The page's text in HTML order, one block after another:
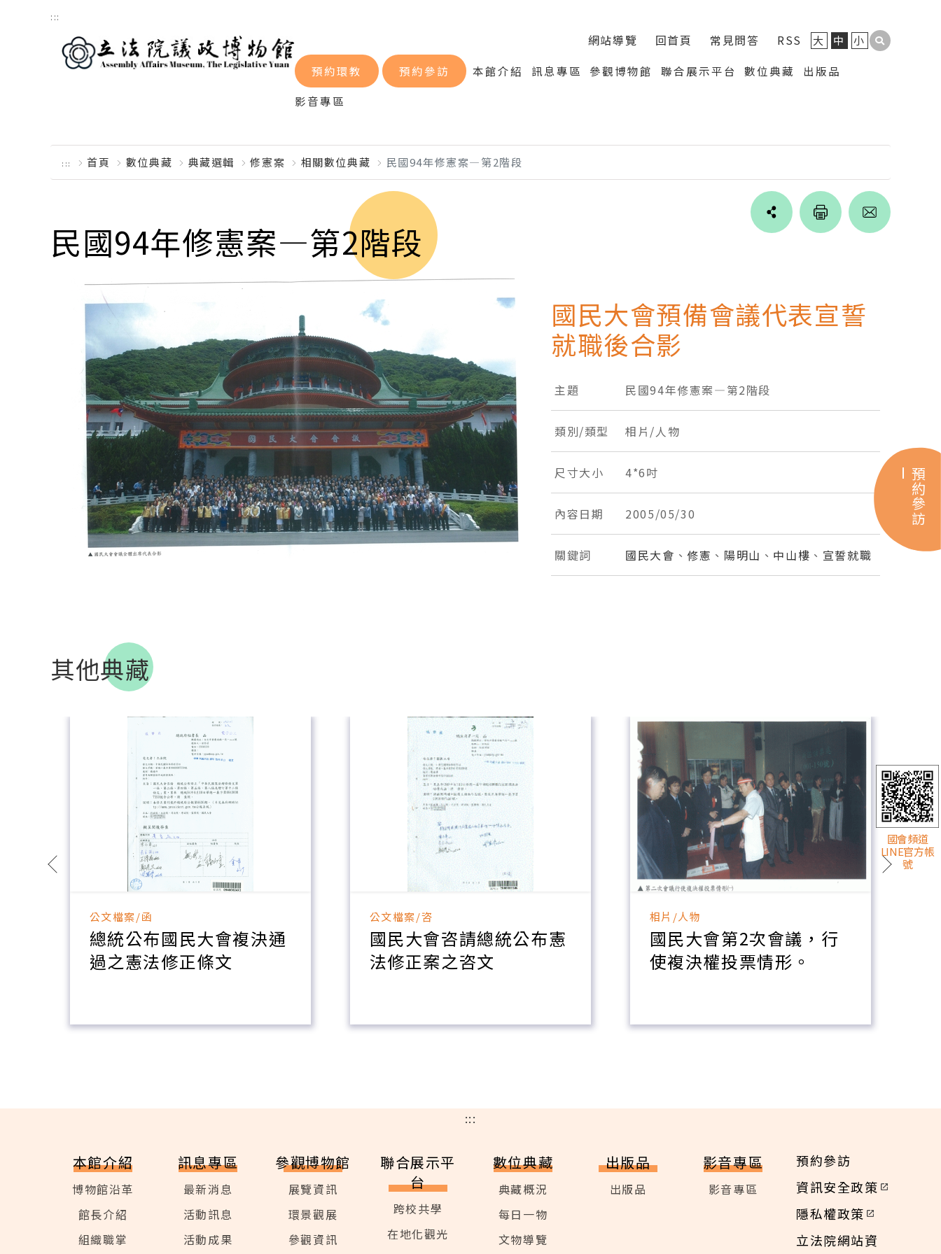
跳到主要內容區塊
:::
網站導覽 回首頁 常見問答 RSS 大 中 小
預約環教 預約參訪 本館介紹 訊息專區 參觀博物館 聯合展示平台 數位典藏
出版品
影音專區
::: 首頁 數位典藏 典藏選輯 修憲案 相關數位典藏 民國94年修憲案―第2階段
民國94年修憲案―第2階段
Line
國民大會預備會議代表宣誓
就職後合影
主題 民國94年修憲案―第2階段
類別/類型 相片/人物
尺寸大小 4*6吋
內容日期 2005/05/30
關鍵詞 國民大會 、修憲 、 陽明山 、 中山樓 、 宣誓就職
其他典藏
公文檔案/函
總統公布國民大會複決通
過之憲法修正條文
公文檔案/咨
國民大會咨請總統公布憲
法修正案之咨文
相片/人物
國民大會第2次會議，行
使複決權投票情形。
:::
本館介紹
博物館沿革
館長介紹
組織職掌
訊息專區
最新消息
活動訊息
活動成果
參觀博物館
展覽資訊
環景觀展
參觀資訊
聯合展示平
台
跨校共學
在地化觀光
數位典藏
典藏概況
每日一物
文物導覽
出版品
出版品
影音專區
影音專區
預約參訪
資訊安全政策
隱私權政策
立法院網站資
預約參訪
國會頻道
LINE官方帳
號